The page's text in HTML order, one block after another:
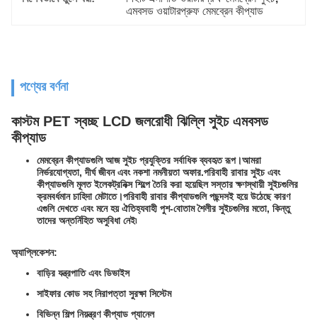
এমবসড ওয়াটারপ্রুফ মেমব্রেন কীপ্যাড
পণ্যের বর্ণনা
কাস্টম PET স্বচ্ছ LCD জলরোধী ঝিল্লি সুইচ এমবসড
কীপ্যাড
মেমব্রেন কীপ্যাডগুলি আজ সুইচ প্রযুক্তির সর্বাধিক ব্যবহৃত রূপ।আমরা
নির্ভরযোগ্যতা, দীর্ঘ জীবন এবং নকশা নমনীয়তা অফার.পরিবাহী রাবার সুইচ এবং
কীপ্যাডগুলি মূলত ইলেকট্রনিক্স শিল্পে তৈরি করা হয়েছিল সস্তার ক্ষণস্থায়ী সুইচগুলির
ক্রমবর্ধমান চাহিদা মেটাতে।পরিবাহী রাবার কীপ্যাডগুলি পছন্দসই হয়ে উঠেছে কারণ
এগুলি দেখতে এবং মনে হয় ঐতিহ্যবাহী পুশ-বোতাম শৈলীর সুইচগুলির মতো, কিন্তু
তাদের অন্তর্নিহিত অসুবিধা নেই৷
অ্যাপ্লিকেশন:
বাড়ির যন্ত্রপাতি এবং ডিভাইস
সাইফার কোড সহ নিরাপত্তা সুরক্ষা সিস্টেম
বিভিন্ন শিল্প নিয়ন্ত্রণ কীপ্যাড প্যানেল